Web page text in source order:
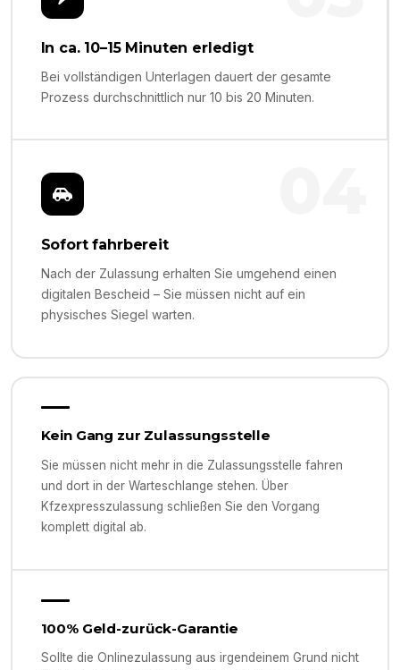
In ca. 10–15 Minuten erledigt
Bei vollständigen Unterlagen dauert der gesamte
Prozess durchschnittlich nur 10 bis 20 Minuten.
Sofort fahrbereit
Nach der Zulassung erhalten Sie umgehend einen
digitalen Bescheid – Sie müssen nicht auf ein
physisches Siegel warten.
Kein Gang zur Zulassungsstelle
Sie müssen nicht mehr in die Zulassungsstelle fahren
und dort in der Warteschlange stehen. Über
Kfzexpresszulassung schließen Sie den Vorgang
komplett digital ab.
100% Geld-zurück-Garantie
Sollte die Onlinezulassung aus irgendeinem Grund nicht